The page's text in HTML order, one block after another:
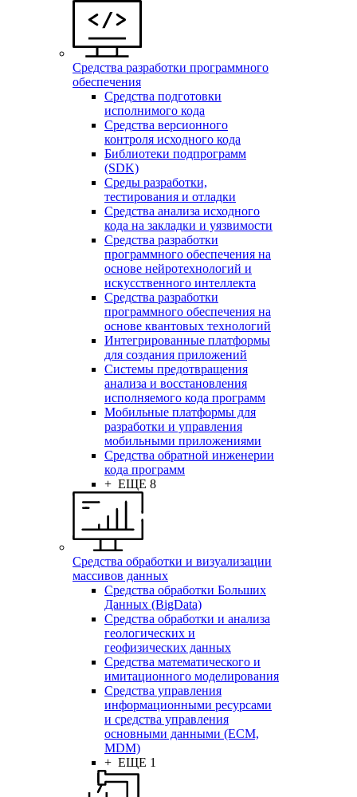
Средства разработки программного
обеспечения
Средства подготовки
исполнимого кода
Средства версионного
контроля исходного кода
Библиотеки подпрограмм
(SDK)
Среды разработки,
тестирования и отладки
Средства анализа исходного
кода на закладки и уязвимости
Средства разработки
программного обеспечения на
основе нейротехнологий и
искусственного интеллекта
Средства разработки
программного обеспечения на
основе квантовых технологий
Интегрированные платформы
для создания приложений
Системы предотвращения
анализа и восстановления
исполняемого кода программ
Мобильные платформы для
разработки и управления
мобильными приложениями
Средства обратной инженерии
кода программ
+ ЕЩЕ 8
Средства обработки и визуализации
массивов данных
Средства обработки Больших
Данных (BigData)
Средства обработки и анализа
геологических и
геофизических данных
Средства математического и
имитационного моделирования
Средства управления
информационными ресурсами
и средства управления
основными данными (ECM,
MDM)
+ ЕЩЕ 1